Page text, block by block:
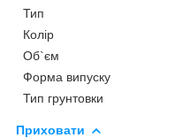
Тип
Колір
Об`єм
Форма випуску
Тип грунтовки
Приховати